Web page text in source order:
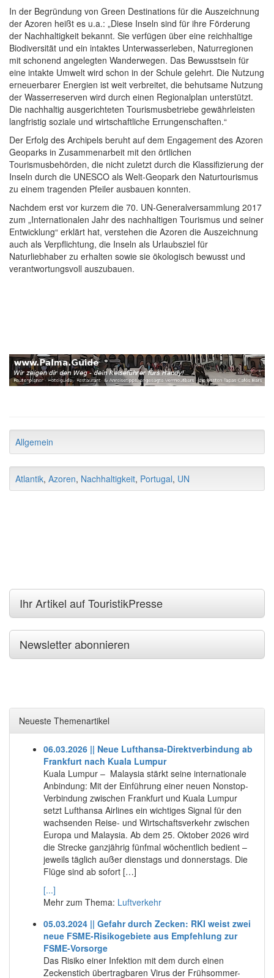
In der Begründung von Green Destinations für die Auszeichnung
der Azoren heißt es u.a.: „Diese Inseln sind für ihre Förderung
der Nachhaltigkeit bekannt. Sie verfügen über eine reichhaltige
Biodiversität und ein intaktes Unterwasserleben, Naturregionen
mit schonend angelegten Wanderwegen. Das Bewusstsein für
eine intakte Umwelt wird schon in der Schule gelehrt. Die Nutzung
erneuerbarer Energien ist weit verbreitet, die behutsame Nutzung
der Wasserreserven wird durch einen Regionalplan unterstützt.
Die nachhaltig ausgerichteten Tourismusbetriebe gewährleisten
langfristig soziale und wirtschaftliche Errungenschaften.“
Der Erfolg des Archipels beruht auf dem Engagement des Azoren
Geoparks in Zusammenarbeit mit den örtlichen
Tourismusbehörden, die nicht zuletzt durch die Klassifizierung der
Inseln durch die UNESCO als Welt-Geopark den Naturtourismus
zu einem tragenden Pfeiler ausbauen konnten.
Nachdem erst vor kurzem die 70. UN-Generalversammlung 2017
zum „Internationalen Jahr des nachhaltigen Tourismus und seiner
Entwicklung“ erklärt hat, verstehen die Azoren die Auszeichnung
auch als Verpflichtung, die Inseln als Urlaubsziel für
Naturliebhaber zu erhalten sowie sie ökologisch bewusst und
verantwortungsvoll auszubauen.
Allgemein
Atlantik, Azoren, Nachhaltigkeit, Portugal, UN
Ihr Artikel auf TouristikPresse
Newsletter abonnieren
Neueste Themenartikel
06.03.2026 || Neue Lufthansa-Direktverbindung ab
Frankfurt nach Kuala Lumpur
Kuala Lumpur – Malaysia stärkt seine internationale
Anbindung: Mit der Einführung einer neuen Nonstop-
Verbindung zwischen Frankfurt und Kuala Lumpur
setzt Lufthansa Airlines ein wichtiges Signal für den
wachsenden Reise- und Wirtschaftsverkehr zwischen
Europa und Malaysia. Ab dem 25. Oktober 2026 wird
die Strecke ganzjährig fünfmal wöchentlich bedient –
jeweils täglich außer dienstags und donnerstags. Die
Flüge sind ab sofort […]
[...]
Mehr zum Thema: Luftverkehr
05.03.2024 || Gefahr durch Zecken: RKI weist zwei
neue FSME-Risikogebiete aus Empfehlung zur
FSME-Vorsorge
Das Risiko einer Infektion mit dem durch einen
Zeckenstich übertragbaren Virus der Frühsommer-